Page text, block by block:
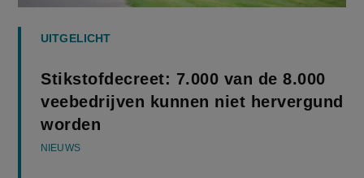
UITGELICHT
Stikstofdecreet: 7.000 van de 8.000
veebedrijven kunnen niet hervergund
worden
NIEUWS